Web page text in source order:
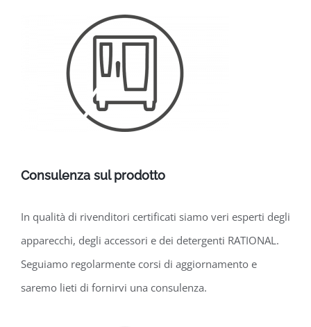
Consulenza sul prodotto
In qualità di rivenditori certificati siamo veri esperti degli
apparecchi, degli accessori e dei detergenti RATIONAL.
Seguiamo regolarmente corsi di aggiornamento e
saremo lieti di fornirvi una consulenza.